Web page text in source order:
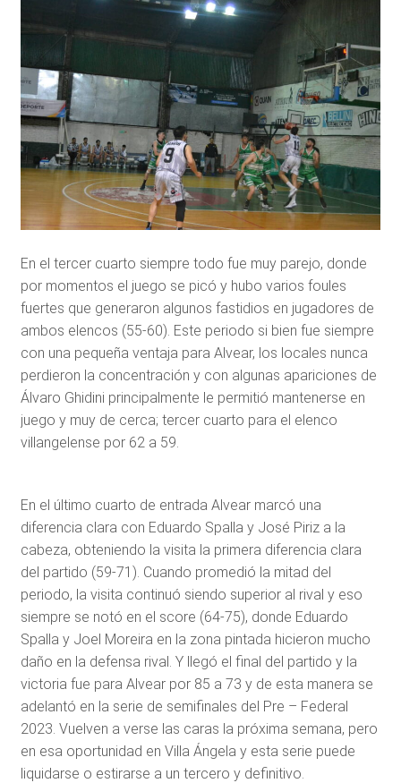
En el tercer cuarto siempre todo fue muy parejo, donde
por momentos el juego se picó y hubo varios foules
fuertes que generaron algunos fastidios en jugadores de
ambos elencos (55-60). Este periodo si bien fue siempre
con una pequeña ventaja para Alvear, los locales nunca
perdieron la concentración y con algunas apariciones de
Álvaro Ghidini principalmente le permitió mantenerse en
juego y muy de cerca; tercer cuarto para el elenco
villangelense por 62 a 59.
En el último cuarto de entrada Alvear marcó una
diferencia clara con Eduardo Spalla y José Piriz a la
cabeza, obteniendo la visita la primera diferencia clara
del partido (59-71). Cuando promedió la mitad del
periodo, la visita continuó siendo superior al rival y eso
siempre se notó en el score (64-75), donde Eduardo
Spalla y Joel Moreira en la zona pintada hicieron mucho
daño en la defensa rival. Y llegó el final del partido y la
victoria fue para Alvear por 85 a 73 y de esta manera se
adelantó en la serie de semifinales del Pre – Federal
2023. Vuelven a verse las caras la próxima semana, pero
en esa oportunidad en Villa Ángela y esta serie puede
liquidarse o estirarse a un tercero y definitivo.